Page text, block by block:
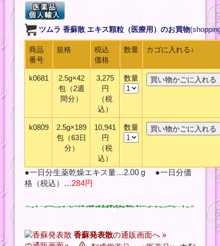
ツムラ 香蘇散 エキス顆粒（医療用） のお買物
商品
番号
規格
税込
価格
数量 カゴに入れる↓
k0681
2.5g×42
包（2週
間分）
3,275
円
（税
込）
数量
k0809
2.5g×189
包（63日
分）
10,941
円
（税
込）
数量
●一日分生薬乾燥エキス量…2.00 g ●一日分価
格（税込）…284円
香蘇発表散の通販画面へ »